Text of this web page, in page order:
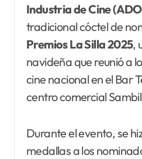
Industria deCine
tradicional cóctel de
Premios La Silla 2025,
navideña que reunió a
cine nacional en el Bar
centro comercial
Durante el evento, se
medallas a los